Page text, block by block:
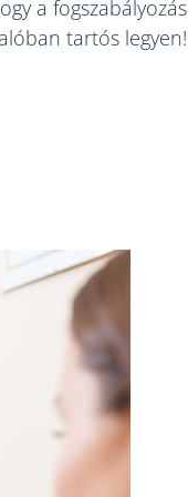
a fogszabályozás
tartós legyen!